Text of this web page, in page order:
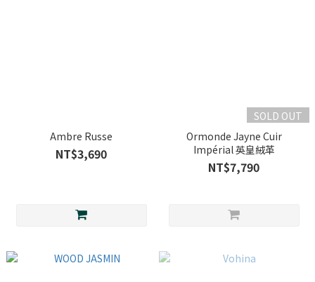
Ambre Russe
NT$3,690
SOLD OUT
Ormonde Jayne Cuir
Impérial 英皇絨革
NT$7,790